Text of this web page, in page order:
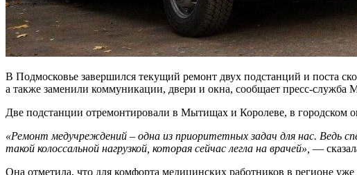
В Подмосковье завершился текущий ремонт двух подстанций и поста
а также заменили коммуникации, двери и окна, сообщает пресс-служба
Две подстанции отремонтировали в Мытищах и Королеве, в
«Ремонт медучреждений – одна из приоритетных задач для нас. Ведь
такой колоссальной нагрузкой, которая сейчас легла на врачей», —
Она отметила, что для комфорта медицинских работников в регионе